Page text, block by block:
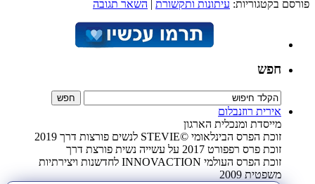
פורסם בקטגוריות: עיתונות ותקשורת השאר תגובה
חפש
אירית רוזנבלום
מייסדת ומנכלית הארגון
זוכת הפרס הבינלאומי ©STEVIE לנשים פורצות דרך 2019
זוכת פרס רפפורט 2017 על עשייה נשית פורצת דרך
זוכת הפרס העולמי INNOVACTION לחדשנות ויצירתיות
משפטית 2009